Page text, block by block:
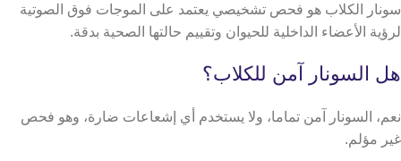
سونار الكلاب هو فحص تشخيصي يعتمد على الموجات فوق الصوتية
لرؤية الأعضاء الداخلية للحيوان وتقييم حالتها الصحية بدقة.
هل السونار آمن للكلاب؟
نعم، السونار آمن تماما، ولا يستخدم أي إشعاعات ضارة، وهو فحص
غير مؤلم.